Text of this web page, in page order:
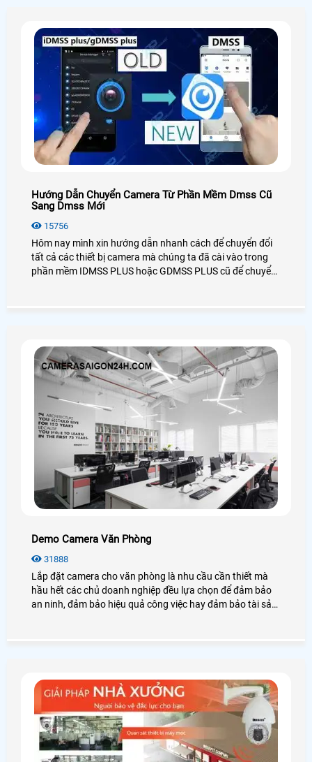
Hướng Dẫn Chuyển Camera Từ Phần Mềm Dmss Cũ
Sang Dmss Mới
15756
Hôm nay mình xin hướng dẫn nhanh cách để chuyển đổi
tất cả các thiết bị camera mà chúng ta đã cài vào trong
phần mềm IDMSS PLUS hoặc GDMSS PLUS cũ để chuyển
Demo Camera Văn Phòng
31888
Lắp đặt camera cho văn phòng là nhu cầu cần thiết mà
hầu hết các chủ doanh nghiệp đều lựa chọn để đảm bảo
an ninh, đảm bảo hiệu quả công việc hay đảm bảo tài sản